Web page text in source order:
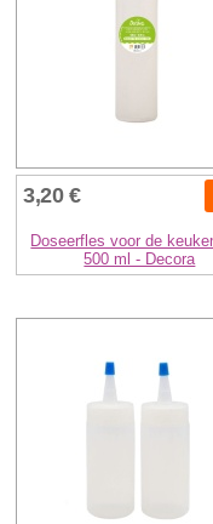
3,20 €
Doseerfles voor de
500 ml - Decora